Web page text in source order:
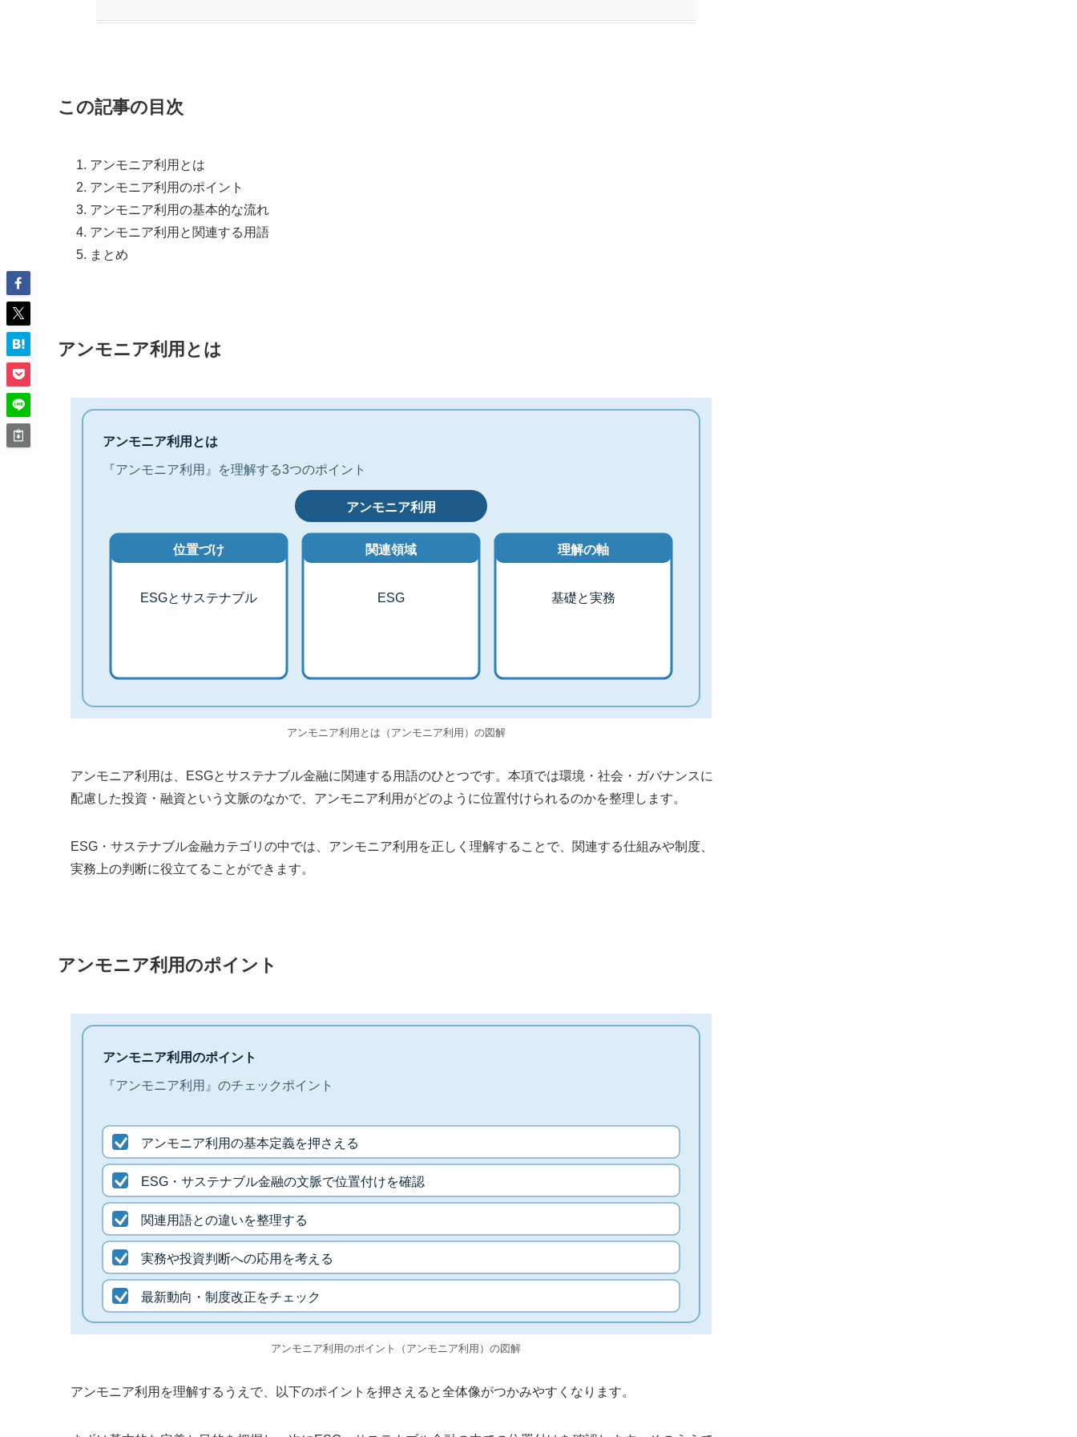
この記事の目次
アンモニア利用とは
アンモニア利用のポイント
アンモニア利用の基本的な流れ
アンモニア利用と関連する用語
まとめ
アンモニア利用とは
アンモニア利用とは
『アンモニア利用』を理解する3つのポイント
アンモニア利用
位置づけ
ESGとサステナブル
関連領域
ESG
理解の軸
基礎と実務
アンモニア利用とは（アンモニア利用）の図解
アンモニア利用は、ESGとサステナブル金融に関連する用語のひとつです。本項では環境・社会・ガバナンスに
配慮した投資・融資という文脈のなかで、アンモニア利用がどのように位置付けられるのかを整理します。
ESG・サステナブル金融カテゴリの中では、アンモニア利用を正しく理解することで、関連する仕組みや制度、
実務上の判断に役立てることができます。
アンモニア利用のポイント
アンモニア利用のポイント
『アンモニア利用』のチェックポイント
アンモニア利用の基本定義を押さえる
ESG・サステナブル金融の文脈で位置付けを確認
関連用語との違いを整理する
実務や投資判断への応用を考える
最新動向・制度改正をチェック
アンモニア利用のポイント（アンモニア利用）の図解
アンモニア利用を理解するうえで、以下のポイントを押さえると全体像がつかみやすくなります。